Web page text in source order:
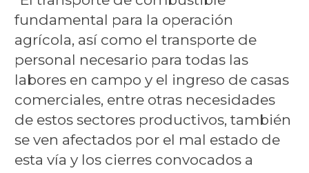
fundamental para la operación
agrícola, así como el transporte de
personal necesario para todas las
labores en campo y el ingreso de casas
comerciales, entre otras necesidades
de estos sectores productivos, también
se ven afectados por el mal estado de
esta vía y los cierres convocados a